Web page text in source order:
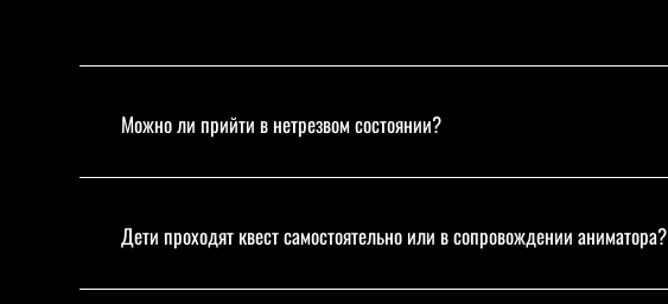
Можно ли прийти в нетрезвом состоянии?
Дети проходят квест самостоятельно или в сопровождении аниматора?